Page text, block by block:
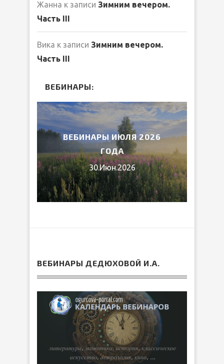
Жанна к записи Зимним вечером.
Часть III
Вика к записи Зимним вечером.
Часть III
ВЕБИНАРЫ:
ВЕБИНАРЫ ИЮЛЯ 2026
ГОДА
30.Июн.2026
ВЕБИНАРЫ ДЕДЮХОВОЙ И.А.